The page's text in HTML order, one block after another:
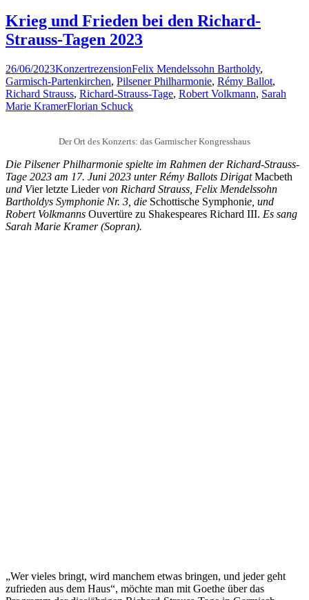
Krieg und Frieden bei den Richard-
Strauss-Tagen 2023
26/06/2023KonzertrezensionFelix Mendelssohn Bartholdy,
Garmisch-Partenkirchen, Pilsener Philharmonie, Rémy Ballot,
Richard Strauss, Richard-Strauss-Tage, Robert Volkmann, Sarah
Marie KramerFlorian Schuck
Der Ort des Konzerts: das Garmischer Kongresshaus
Die Pilsener Philharmonie spielte im Rahmen der Richard-Strauss-
Tage 2023 am 17. Juni 2023 unter Rémy Ballots DirigatMacbeth
und Vier letzte Liedervon Richard Strauss, Felix Mendelssohn
Bartholdys Symphonie Nr. 3, die Schottische Symphonie, und
Robert Volkmanns Ouvertüre zu Shakespeares Richard III. Es sang
Sarah Marie Kramer (Sopran).
„Wer vieles bringt, wird manchem etwas bringen, und jeder geht
zufrieden aus dem Haus“, möchte man mit Goethe über das